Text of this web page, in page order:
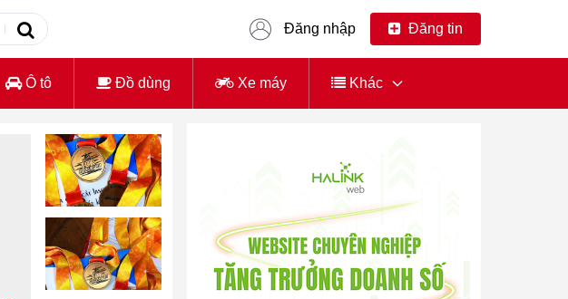
Đăng nhập Đăng tin
Ô tô Đồ dùng Xe máy Khác